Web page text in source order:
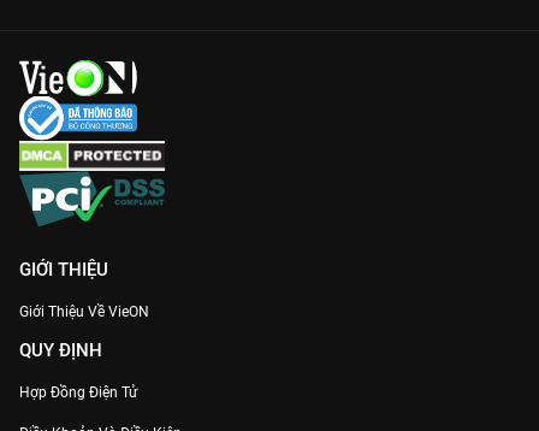
GIỚI THIỆU
Giới Thiệu Về VieON
QUY ĐỊNH
Hợp Đồng Điện Tử